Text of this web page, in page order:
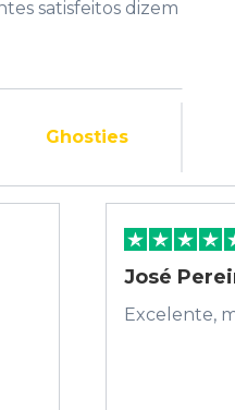
satisfeitos dizem
Ghosties
José
Excelente,